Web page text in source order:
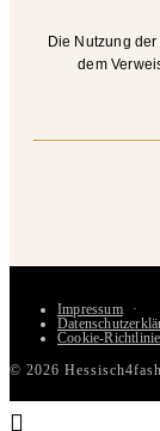
Die Nutzung
dem
Impressum
Cookie-
© 2026